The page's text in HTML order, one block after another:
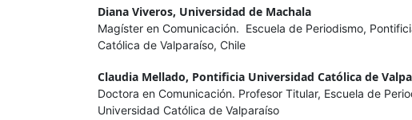
Diana Viveros, Universidad de Machala
Magíster en Comunicación. Escuela de Periodismo,
Católica de Valparaíso, Chile
Claudia Mellado, Pontificia Universidad Católica de
Doctora en Comunicación. Profesor Titular, Escuela de
Universidad Católica de Valparaíso